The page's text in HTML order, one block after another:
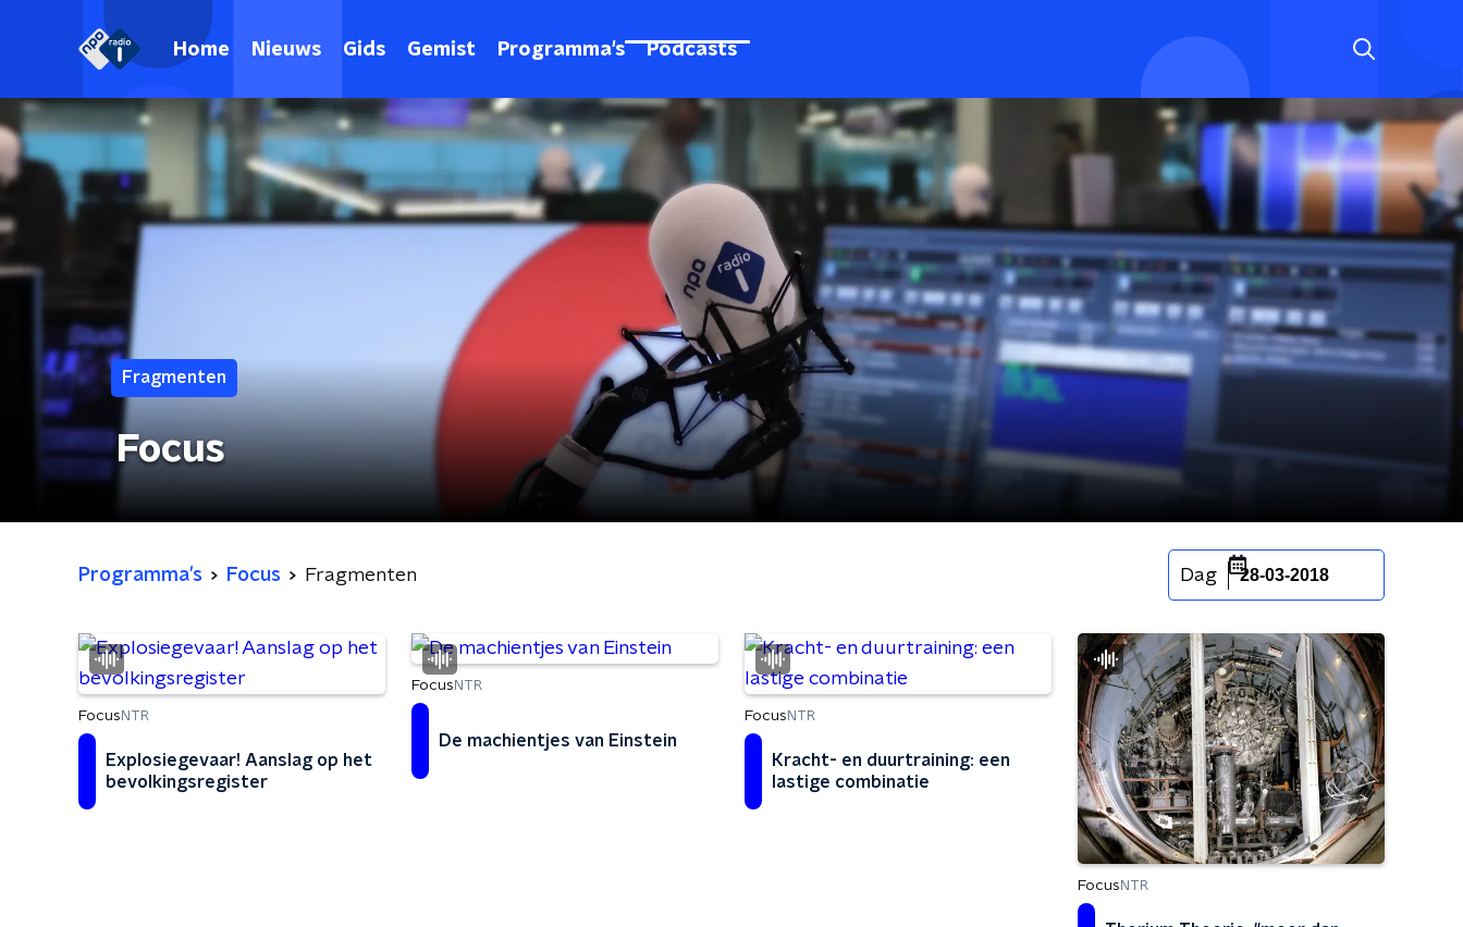
Home Nieuws Gids Gemist Programma's Podcasts
Fragmenten
Focus
Programma's Focus Fragmenten Dag 28-03-2018
Focus NTR
Explosiegevaar! Aanslag op het
bevolkingsregister
Focus NTR
De machientjes van Einstein
Focus NTR
Kracht- en duurtraining: een
lastige combinatie
Focus NTR